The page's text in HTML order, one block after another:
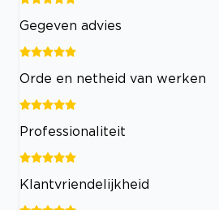
Gegeven advies
Orde en netheid van werken
Professionaliteit
Klantvriendelijkheid